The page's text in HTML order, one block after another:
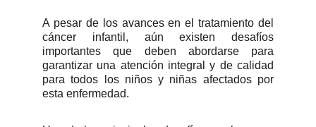
A pesar de los avances en el tratamiento del
cáncer infantil, aún existen desafíos
importantes que deben abordarse para
garantizar una atención integral y de calidad
para todos los niños y niñas afectados por
esta enfermedad.